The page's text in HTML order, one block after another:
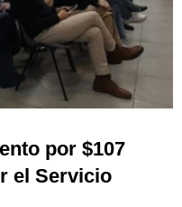
por $107
el Servicio